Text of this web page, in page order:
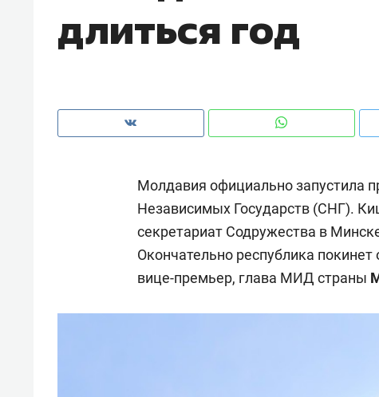
длиться год
Молдавия официально запустила
Независимых Государств (СНГ).
секретариат Содружества в
Окончательно республика
вице-премьер, глава МИД страны
чем интересен Оман?
Как ГК «МИР ГРУПП» и ВТБ
150